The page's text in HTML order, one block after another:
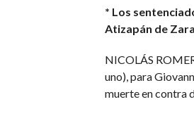
* Los
Atizapán de
NICOLÁS
uno), para
muerte en contra